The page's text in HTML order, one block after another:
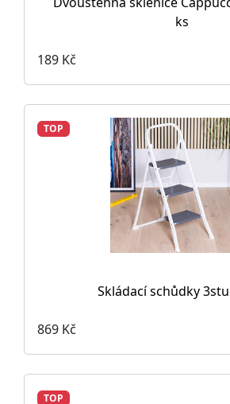
ks
189 Kč
TOP
Skládací schůdky
869 Kč
TOP